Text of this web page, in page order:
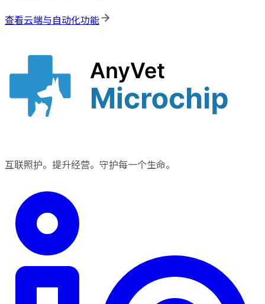
查看云端与自动化功能
互联照护。提升经营。守护每一个生命。